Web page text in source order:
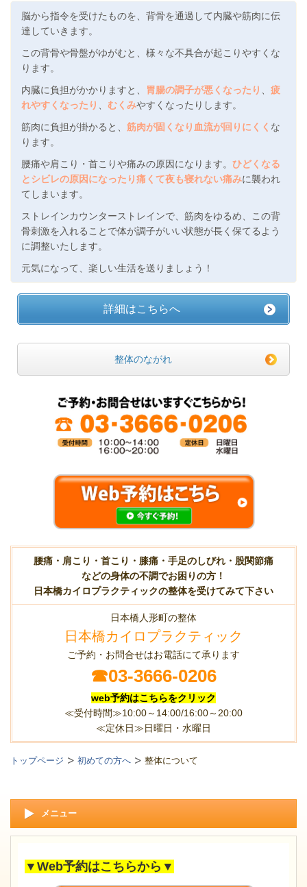
脳から指令を受けたものを、背骨を通過して内臓や筋肉に伝
達していきます。
この背骨や骨盤がゆがむと、様々な不具合が起こりやすくな
ります。
内臓に負担がかかりますと、
胃腸の調子が悪くなったり 、 疲
れやすくなったり 、 むくみやすくなったりします。
筋肉に負担が掛かると、 筋肉が固くなり血流が回りにくく な
ります。
腰痛や肩こり・首こりや痛みの原因になります。 ひどくなる
とシビレの原因になったり痛くて夜も寝れない痛みに襲われ
てしまいます。
ストレインカウンターストレインで、筋肉をゆるめ、この背
骨刺激を入れることで体が調子がいい状態が長く保てるよう
に調整いたします。
元気になって、楽しい生活を送りましょう！
詳細はこちらへ
整体のながれ
腰痛・肩こり・首こり・膝痛・手足のしびれ・股関節痛
などの身体の不調でお困りの方！
日本橋カイロプラクティックの整体を受けてみて下さい
日本橋人形町の整体
日本橋カイロプラクティック
ご予約・お問合せはお電話にて承ります
☎03-3666-0206
web予約はこちらをクリック
≪受付時間≫10:00～14:00/16:00～20:00
≪定休日≫日曜日・水曜日
トップページ 初めての方へ 整体について
メニュー
▼Web予約はこちらから▼